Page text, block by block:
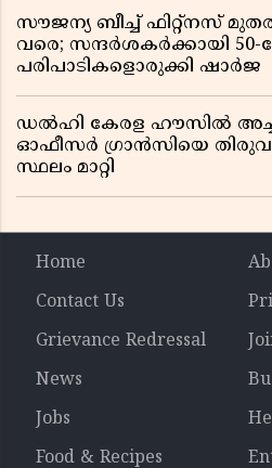
സൗജന്യ ബീച്ച് ഫിറ്റ്നസ്
വരെ; സന്ദർശകർക്കായി
പരിപാടികളൊരുക്കി ഷാർജ
ഡൽഹി കേരള ഹൗസിൽ
ഓഫീസർ ഗ്രാൻസിയെ
സ്ഥലം മാറ്റി
Home
Contact Us
Grievance Redressal
News
Jobs
Food & Recipes